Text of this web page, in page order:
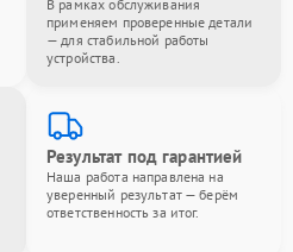
В рамках обслуживания
применяем проверенные детали
— для стабильной работы
устройства.
Результат под гарантией
Наша работа направлена на
уверенный результат — берём
ответственность за итог.